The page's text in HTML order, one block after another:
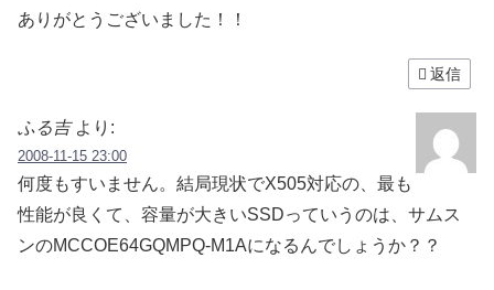
ありがとうございました！！
返信
ふる吉 より:
2008-11-15 23:00
何度もすいません。結局現状でX505対応の、最も
性能が良くて、容量が大きいSSDっていうのは、サムス
ンのMCCOE64GQMPQ-M1Aになるんでしょうか？？